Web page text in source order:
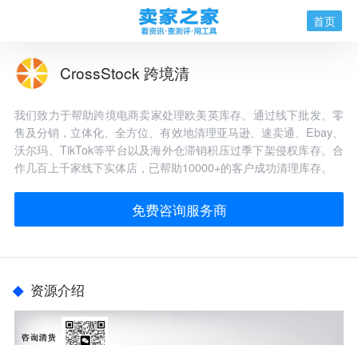
首页
CrossStock 跨境清
我们致力于帮助跨境电商卖家处理欧美英库存。通过线下批发、零
售及分销，立体化、全方位、有效地清理亚马逊、速卖通、Ebay、
沃尔玛、TikTok等平台以及海外仓滞销积压过季下架侵权库存。合
作几百上千家线下实体店，已帮助10000+的客户成功清理库存。
免费咨询服务商
资源介绍